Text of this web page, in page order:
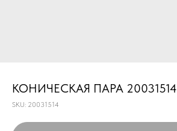
КОНИЧЕСКАЯ ПАРА 20031514
SKU: 20031514